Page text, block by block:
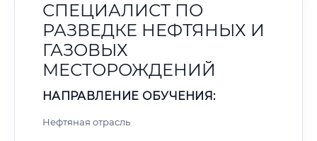
СПЕЦИАЛИСТ ПО
РАЗВЕДКЕ НЕФТЯНЫХ И
ГАЗОВЫХ
МЕСТОРОЖДЕНИЙ
НАПРАВЛЕНИЕ ОБУЧЕНИЯ:
Нефтяная отрасль